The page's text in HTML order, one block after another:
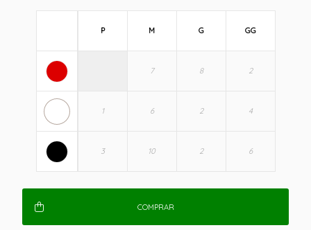
P M G GG
COMPRAR